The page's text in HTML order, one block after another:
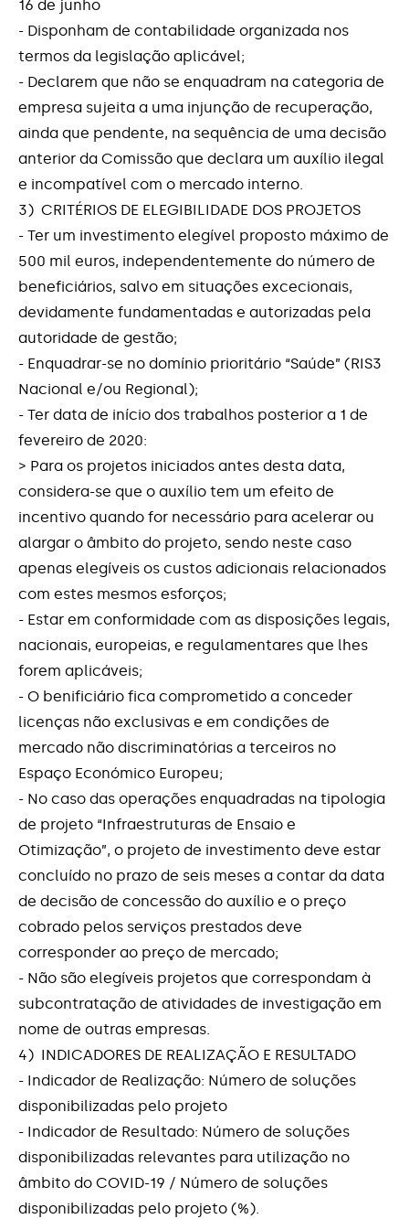
16 de junho
- Disponham de contabilidade organizada nos
termos da legislação aplicável;
- Declarem que não se enquadram na categoria de
empresa sujeita a uma injunção de recuperação,
ainda que pendente, na sequência de uma decisão
anterior da Comissão que declara um auxílio ilegal
e incompatível com o mercado interno.
3) CRITÉRIOS DE ELEGIBILIDADE DOS PROJETOS
- Ter um investimento elegível proposto máximo de
500 mil euros, independentemente do número de
beneficiários, salvo em situações excecionais,
devidamente fundamentadas e autorizadas pela
autoridade de gestão;
- Enquadrar-se no domínio prioritário “Saúde” (RIS3
Nacional e/ou Regional);
- Ter data de início dos trabalhos posterior a 1 de
fevereiro de 2020:
> Para os projetos iniciados antes desta data,
considera-se que o auxílio tem um efeito de
incentivo quando for necessário para acelerar ou
alargar o âmbito do projeto, sendo neste caso
apenas elegíveis os custos adicionais relacionados
com estes mesmos esforços;
- Estar em conformidade com as disposições legais,
nacionais, europeias, e regulamentares que lhes
forem aplicáveis;
- O benificiário fica comprometido a conceder
licenças não exclusivas e em condições de
mercado não discriminatórias a terceiros no
Espaço Económico Europeu;
- No caso das operações enquadradas na tipologia
de projeto “Infraestruturas de Ensaio e
Otimização”, o projeto de investimento deve estar
concluído no prazo de seis meses a contar da data
de decisão de concessão do auxílio e o preço
cobrado pelos serviços prestados deve
corresponder ao preço de mercado;
- Não são elegíveis projetos que correspondam à
subcontratação de atividades de investigação em
nome de outras empresas.
4) INDICADORES DE REALIZAÇÃO E RESULTADO
- Indicador de Realização: Número de soluções
disponibilizadas pelo projeto
- Indicador de Resultado: Número de soluções
disponibilizadas relevantes para utilização no
âmbito do COVID-19 / Número de soluções
disponibilizadas pelo projeto (%).